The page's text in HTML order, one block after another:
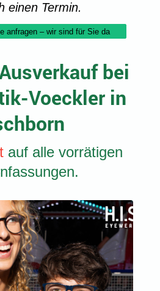
einen Termin.
anfragen – wir sind für Sie da
bei
Voeckler in
auf alle vorrätigen